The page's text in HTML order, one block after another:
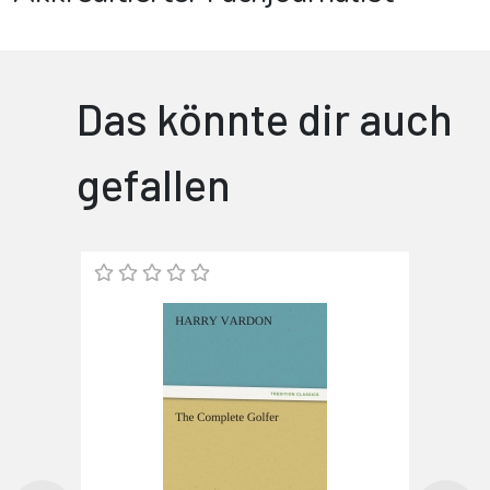
Das könnte dir auch
gefallen